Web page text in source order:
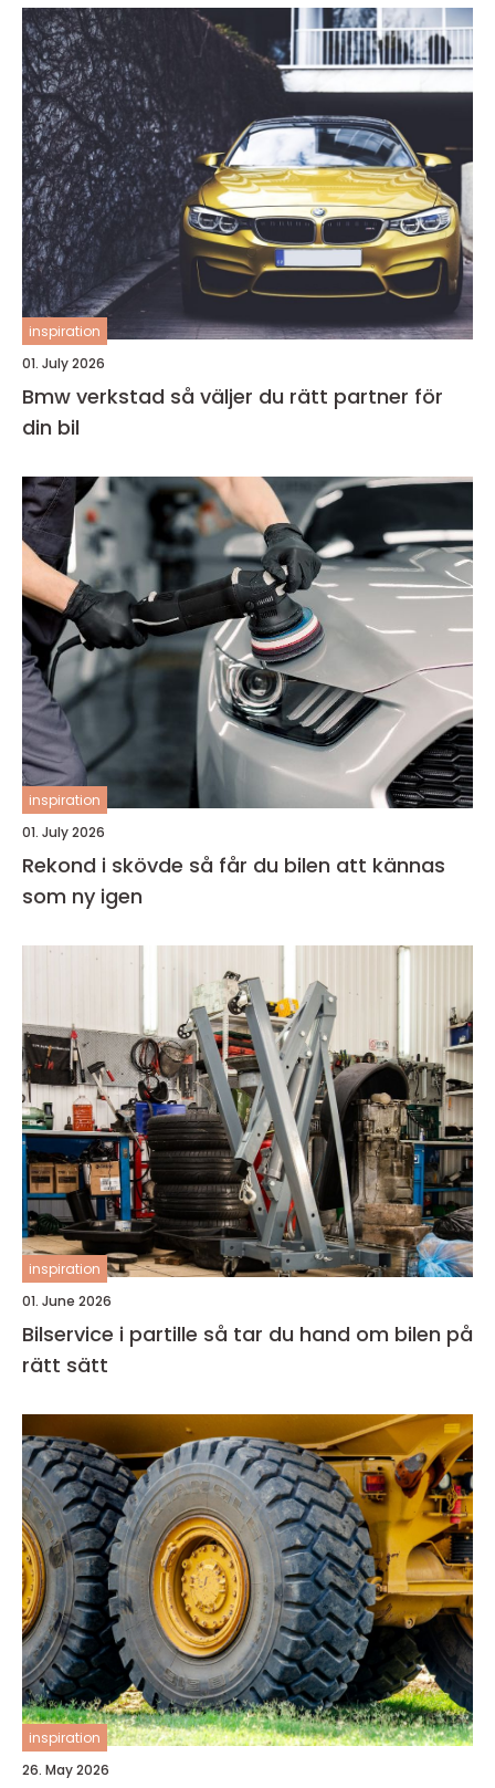
inspiration
01. July 2026
Bmw verkstad så väljer du rätt partner för
din bil
inspiration
01. July 2026
Rekond i skövde så får du bilen att kännas
som ny igen
inspiration
01. June 2026
Bilservice i partille så tar du hand om bilen på
rätt sätt
inspiration
26. May 2026